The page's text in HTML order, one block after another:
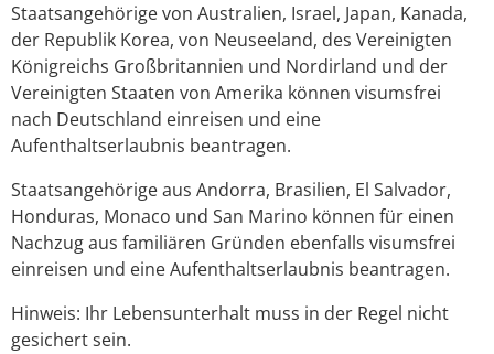
Staatsangehörige von Australien, Israel, Japan, Kanada,
der Republik Korea, von Neuseeland, des Vereinigten
Königreichs Großbritannien und Nordirland und der
Vereinigten Staaten von Amerika können visumsfrei
nach Deutschland einreisen und eine
Aufenthaltserlaubnis beantragen.
Staatsangehörige aus Andorra, Brasilien, El Salvador,
Honduras, Monaco und San Marino können für einen
Nachzug aus familiären Gründen ebenfalls visumsfrei
einreisen und eine Aufenthaltserlaubnis beantragen.
Hinweis: Ihr Lebensunterhalt muss in der Regel nicht
gesichert sein.